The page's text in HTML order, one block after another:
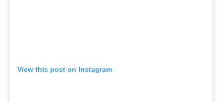
View this post on Instagram